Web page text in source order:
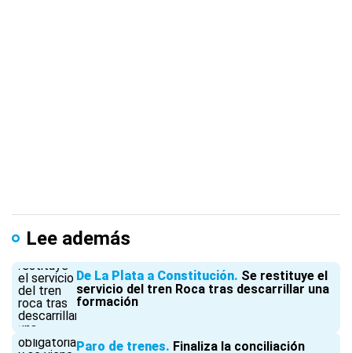
Lee además
De La Plata a Constitución Se restituye el
servicio del tren Roca tras descarrillar una
formación
Paro de trenes Finaliza la conciliación